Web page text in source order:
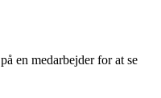
en medarbejder for at se